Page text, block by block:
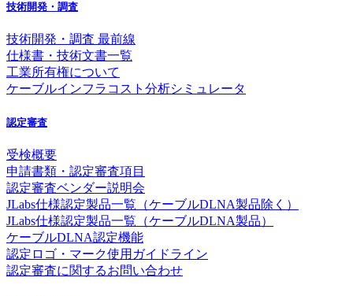
技術開発・調査
技術開発・調査 最前線
仕様書・技術文書一覧
工業所有権について
ケーブルインフラコスト分析シミュレータ
認定審査
受検概要
申請書類・認定審査項目
認定審査ベンダー説明会
JLabs仕様認定製品一覧（ケーブルDLNA製品除く）
JLabs仕様認定製品一覧（ケーブルDLNA製品）
ケーブルDLNA認定機能
認定ロゴ・マーク使用ガイドライン
認定審査に関するお問い合わせ